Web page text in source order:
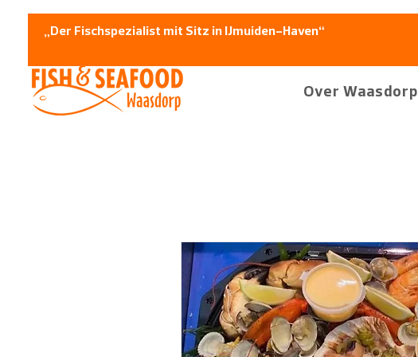
Over Waasdorp
„Der Fischspezialist mit Sitz in IJmuiden-Haven“